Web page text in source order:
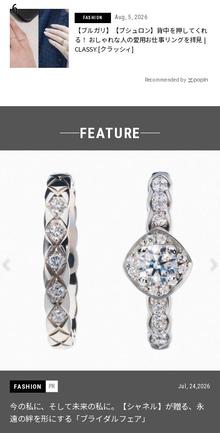
FASHION Aug, 5, 2026
【ブルガリ】【ブシュロン】背中を押してくれ
る！ おしゃれな人の愛用お仕事リングを拝見 |
CLASSY.[クラッシィ]
Recommended by
FEATURE
FASHION PR Jul, 24,2026
今の私に、そして未来の私に。【シャネル】が贈る、永
遠の絆を形にする「ブライダルフェア」